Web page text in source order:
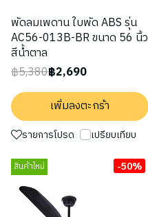
พัดลมเพดาน ใบพัด ABS รุ่น
AC56-013B-BR ขนาด 56 นิ้ว
สีน้ำตาล
฿5,380฿2,690
เพิ่มลงตะกร้า
รายการโปรด เปรียบเทียบ
สินค้าใหม่ -50%